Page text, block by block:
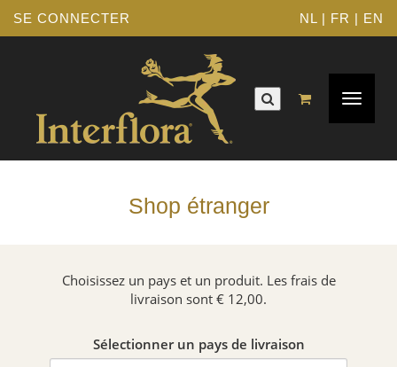
SE CONNECTER NL | FR | EN
Toggle
Shop étranger
Choisissez un pays et un produit. Les frais de
livraison sont € 12,00.
Sélectionner un pays de livraison